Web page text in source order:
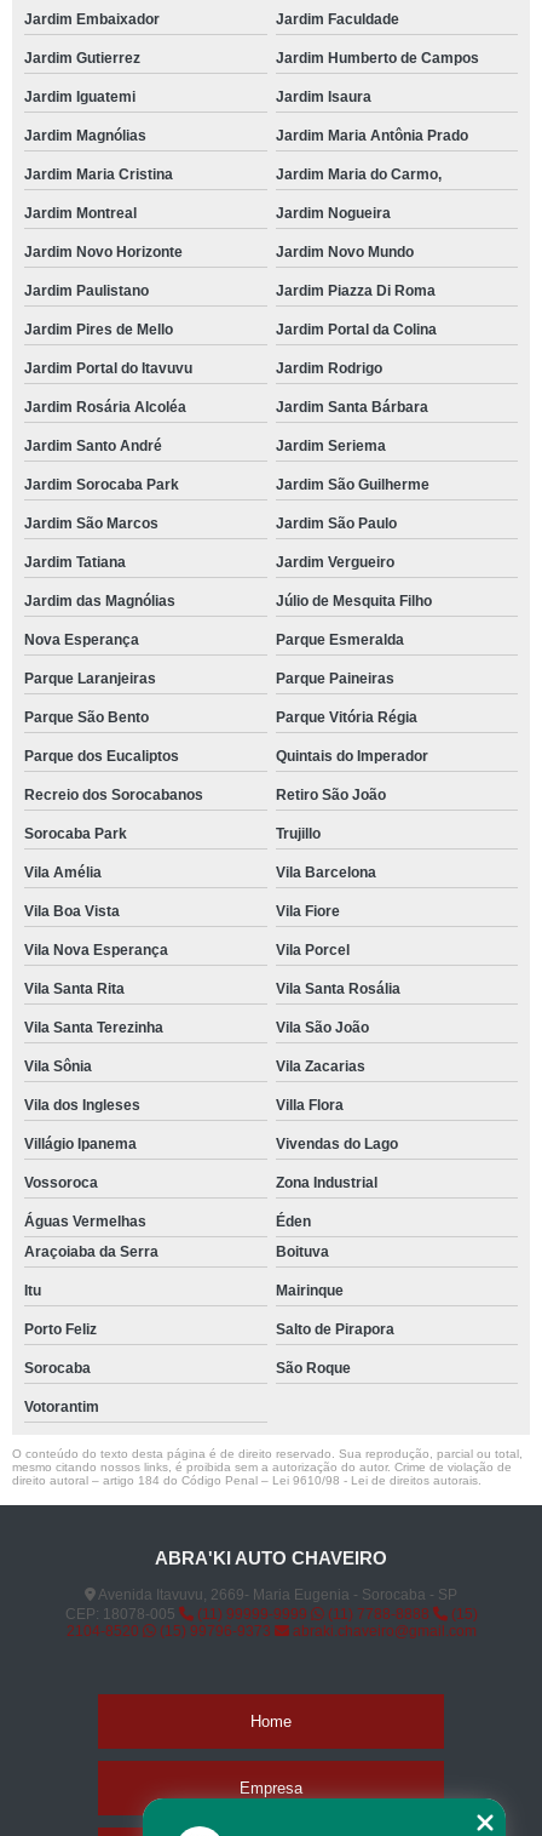
Jardim Embaixador Jardim Faculdade
Jardim Gutierrez Jardim Humberto de Campos
Jardim Iguatemi Jardim Isaura
Jardim Magnólias Jardim Maria Antônia Prado
Jardim Maria Cristina Jardim Maria do Carmo,
Jardim Montreal Jardim Nogueira
Jardim Novo Horizonte Jardim Novo Mundo
Jardim Paulistano Jardim Piazza Di Roma
Jardim Pires de Mello Jardim Portal da Colina
Jardim Portal do Itavuvu Jardim Rodrigo
Jardim Rosária Alcoléa Jardim Santa Bárbara
Jardim Santo André Jardim Seriema
Jardim Sorocaba Park Jardim São Guilherme
Jardim São Marcos Jardim São Paulo
Jardim Tatiana Jardim Vergueiro
Jardim das Magnólias Júlio de Mesquita Filho
Nova Esperança Parque Esmeralda
Parque Laranjeiras Parque Paineiras
Parque São Bento Parque Vitória Régia
Parque dos Eucaliptos Quintais do Imperador
Recreio dos Sorocabanos Retiro São João
Sorocaba Park Trujillo
Vila Amélia Vila Barcelona
Vila Boa Vista Vila Fiore
Vila Nova Esperança Vila Porcel
Vila Santa Rita Vila Santa Rosália
Vila Santa Terezinha Vila São João
Vila Sônia Vila Zacarias
Vila dos Ingleses Villa Flora
Villágio Ipanema Vivendas do Lago
Vossoroca Zona Industrial
Águas Vermelhas
Éden
Araçoiaba da Serra
Boituva
Itu Mairinque
Porto Feliz Salto de Pirapora
Sorocaba São Roque
Votorantim
O conteúdo do texto desta página é de direito reservado. Sua reprodução, parcial ou total,
mesmo citando nossos links, é proibida sem a autorização do autor. Crime de violação de
direito autoral – artigo 184 do Código Penal – Lei 9610/98 - Lei de direitos autorais
ABRA'KI AUTO CHAVEIRO
Avenida Itavuvu, 2669- Maria Eugenia - Sorocaba - SP
CEP: 18078-005
(11) 99999-9999 (11) 7788-8888
(15)
2104-8520
(15) 99796-9373 abraki.chaveiro@gmail.com
Home
Empresa